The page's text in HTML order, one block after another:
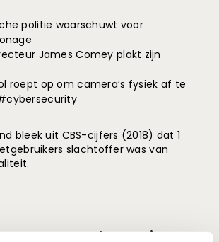
politie waarschuwt voor
James Comey plakt zijn
roept op om camera’s fysiek af te
bleek uit CBS-cijfers (2018) dat 1
slachtoffer was van